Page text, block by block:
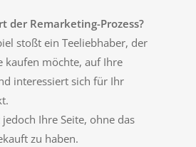
der Remarketing-Prozess?
stoßt ein Teeliebhaber, der
kaufen möchte, auf Ihre
interessiert sich für Ihr
jedoch Ihre Seite, ohne das
zu haben.